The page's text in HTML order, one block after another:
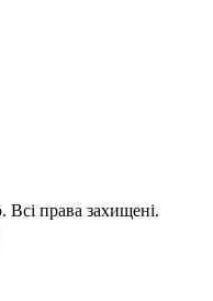
права захищені.